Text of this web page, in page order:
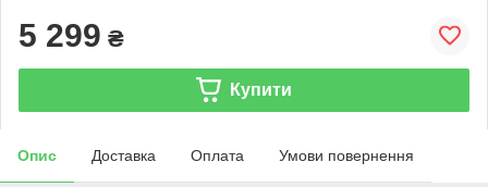
5 299 ₴
Купити
Опис Доставка Оплата Умови повернення